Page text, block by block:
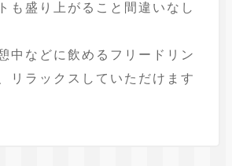
も盛り上がること間違いなし
中などに飲めるフリードリン
リラックスしていただけます